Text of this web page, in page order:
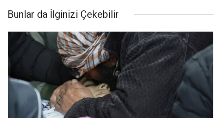
Bunlar da İlginizi Çekebilir